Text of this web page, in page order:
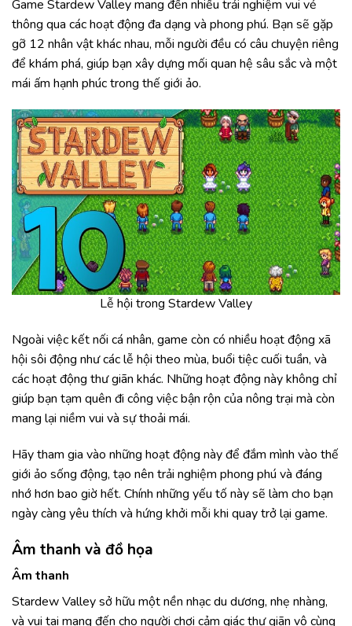
Game Stardew Valley mang đến nhiều trải nghiệm vui vẻ
thông qua các hoạt động đa dạng và phong phú. Bạn sẽ gặp
gỡ 12 nhân vật khác nhau, mỗi người đều có câu chuyện riêng
để khám phá, giúp bạn xây dựng mối quan hệ sâu sắc và một
mái ấm hạnh phúc trong thế giới ảo.
Lễ hội trong Stardew Valley
Ngoài việc kết nối cá nhân, game còn có nhiều hoạt động xã
hội sôi động như các lễ hội theo mùa, buổi tiệc cuối tuần, và
các hoạt động thư giãn khác. Những hoạt động này không chỉ
giúp bạn tạm quên đi công việc bận rộn của nông trại mà còn
mang lại niềm vui và sự thoải mái.
Hãy tham gia vào những hoạt động này để đắm mình vào thế
giới ảo sống động, tạo nên trải nghiệm phong phú và đáng
nhớ hơn bao giờ hết. Chính những yếu tố này sẽ làm cho bạn
ngày càng yêu thích và hứng khởi mỗi khi quay trở lại game.
Âm thanh và đồ họa
Âm thanh
Stardew Valley sở hữu một nền nhạc du dương, nhẹ nhàng,
và vui tai mang đến cho người chơi cảm giác thư giãn vô cùng